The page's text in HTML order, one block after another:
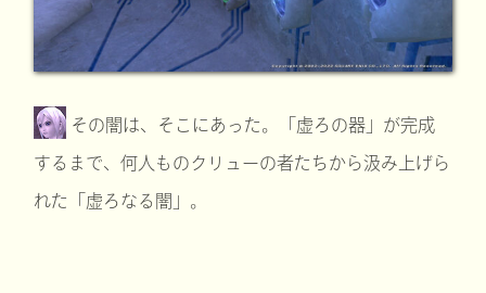
その闇は、そこにあった。「虚ろの器」が完成
するまで、何人ものクリューの者たちから汲み上げら
れた「虚ろなる闇」。